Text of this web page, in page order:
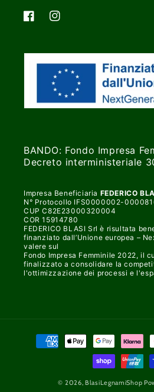
FacebookInstagram
BANDO: Fondo Impresa
Decreto interministeriale
Impresa Beneficiaria FEDERICO
N° Protocollo IFS0000002-
CUP C82E23000320004
COR 15914780
FEDERICO BLASI Srl è risultata
finanziato dall’Unione europea –
valere sul
Fondo Impresa Femminile 2022, il
finalizzato a consolidare la
l'ottimizzazione dei processi e
Metodi
© 2026,BlasiLegnamiShop